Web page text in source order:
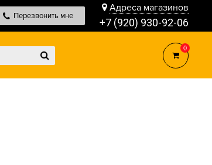
Перезвонить мне
Адреса магазинов
+7 (920) 930-92-06
0